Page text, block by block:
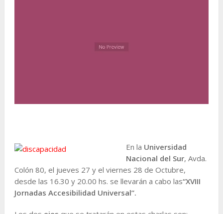
En la Universidad
Nacional del Sur, Avda.
Colón 80, el jueves 27 y el viernes 28 de Octubre,
desde las 16.30 y 20.00 hs. se llevarán a cabo las“XVIII
Jornadas Accesibilidad Universal”.